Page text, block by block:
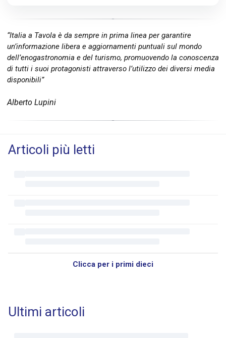
“Italia a Tavola è da sempre in prima linea per garantire
un’informazione libera e aggiornamenti puntuali sul mondo
dell’enogastronomia e del turismo, promuovendo la conoscenza
di tutti i suoi protagonisti attraverso l’utilizzo dei diversi media
disponibili”
Alberto Lupini
Articoli più letti
Clicca per i primi dieci
Ultimi articoli